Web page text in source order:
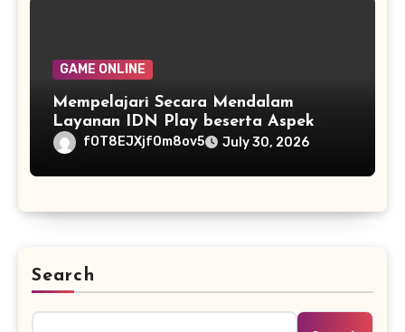
GAME ONLINE
Mempelajari Secara Mendalam
Layanan IDN Play beserta Aspek
Istimewanya
fOT8EJXjf0m8ov5 July 30, 2026
Search